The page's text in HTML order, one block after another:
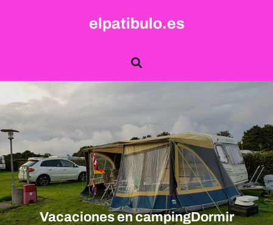
elpatibulo.es
Vacaciones en campingDormir